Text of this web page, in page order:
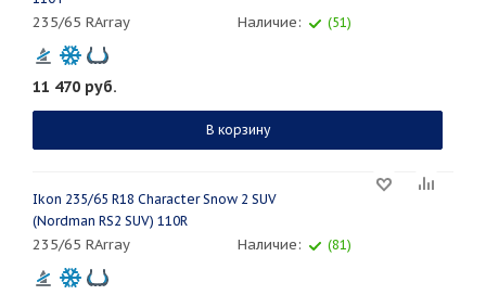
235/65 RArray Наличие: (51)
11 470 руб.
В корзину
Ikon 235/65 R18 Character Snow 2 SUV
(Nordman RS2 SUV) 110R
235/65 RArray Наличие: (81)